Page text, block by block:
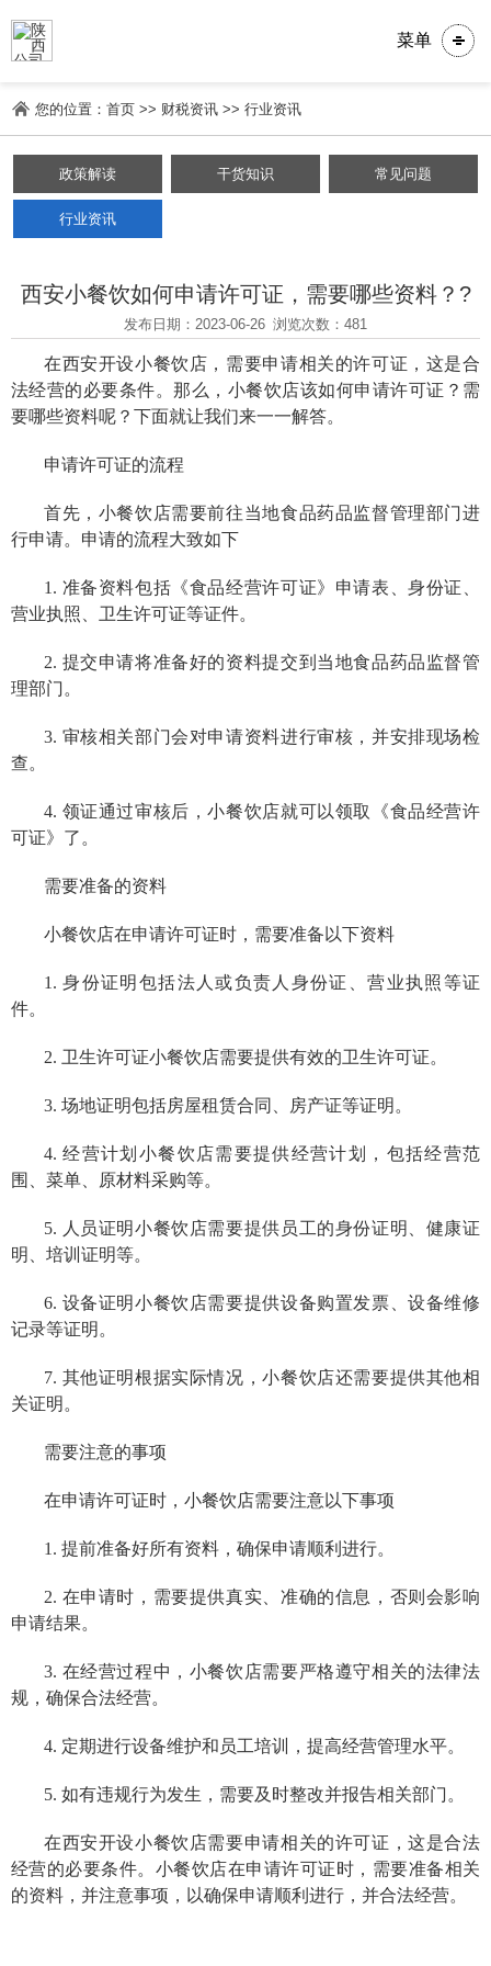
菜单
您的位置：首页 >> 财税资讯 >>行业资讯
政策解读 干货知识 常见问题
行业资讯
西安小餐饮如何申请许可证，需要哪些资料？?
发布日期：2023-06-26 浏览次数：481
在西安开设小餐饮店，需要申请相关的许可证，这是合
法经营的必要条件。那么，小餐饮店该如何申请许可证？需
要哪些资料呢？下面就让我们来一一解答。
申请许可证的流程
首先，小餐饮店需要前往当地食品药品监督管理部门进
行申请。申请的流程大致如下
1. 准备资料包括《食品经营许可证》申请表、身份证、
营业执照、卫生许可证等证件。
2. 提交申请将准备好的资料提交到当地食品药品监督管
理部门。
3. 审核相关部门会对申请资料进行审核，并安排现场检
查。
4. 领证通过审核后，小餐饮店就可以领取《食品经营许
可证》了。
需要准备的资料
小餐饮店在申请许可证时，需要准备以下资料
1. 身份证明包括法人或负责人身份证、营业执照等证
件。
2. 卫生许可证小餐饮店需要提供有效的卫生许可证。
3. 场地证明包括房屋租赁合同、房产证等证明。
4. 经营计划小餐饮店需要提供经营计划，包括经营范
围、菜单、原材料采购等。
5. 人员证明小餐饮店需要提供员工的身份证明、健康证
明、培训证明等。
6. 设备证明小餐饮店需要提供设备购置发票、设备维修
记录等证明。
7. 其他证明根据实际情况，小餐饮店还需要提供其他相
关证明。
需要注意的事项
在申请许可证时，小餐饮店需要注意以下事项
1. 提前准备好所有资料，确保申请顺利进行。
2. 在申请时，需要提供真实、准确的信息，否则会影响
申请结果。
3. 在经营过程中，小餐饮店需要严格遵守相关的法律法
规，确保合法经营。
4. 定期进行设备维护和员工培训，提高经营管理水平。
5. 如有违规行为发生，需要及时整改并报告相关部门。
在西安开设小餐饮店需要申请相关的许可证，这是合法
经营的必要条件。小餐饮店在申请许可证时，需要准备相关
的资料，并注意事项，以确保申请顺利进行，并合法经营。